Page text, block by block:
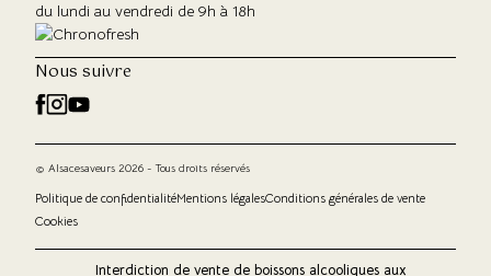
du lundi au vendredi de 9h à 18h
Nous suivre
© Alsacesaveurs 2026 - Tous droits réservés
Politique de confidentialitéMentions légalesConditions générales de vente
Cookies
Interdiction de vente de boissons alcooliques aux